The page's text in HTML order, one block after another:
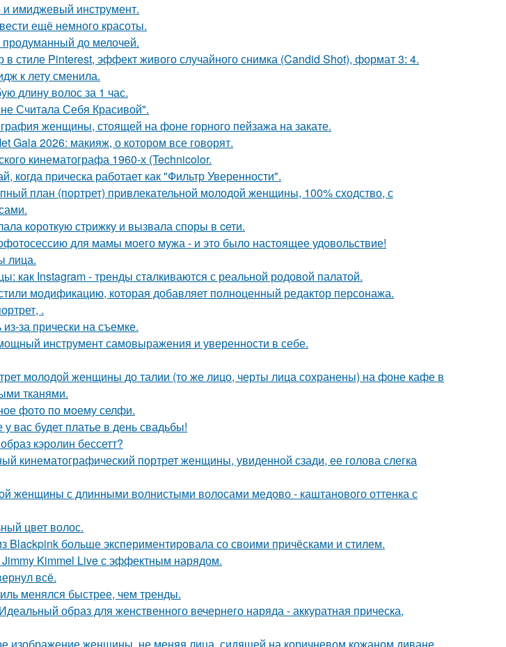
и имиджевый инструмент.
ещё немного красоты.
до мелочей.
в стиле Pinterest, эффект живого случайного снимка (Candid Shot), формат 3: 4.
к лету сменила.
длину волос за 1 час.
Считала Себя Красивой".
женщины, стоящей на фоне горного пейзажа на закате.
Gala 2026: макияж, о котором все говорят.
кинематографа 1960-х (Technicolor.
когда прическа работает как "Фильтр Уверенности".
план (портрет) привлекательной молодой женщины, 100% сходство, с
кoроткую стpижку и вызвала споры в cети.
для мамы моего мужа - и это было настоящее удовольствие!
лица.
как Instagram - тренды сталкиваются с реальной родовой палатой.
модификацию, которая добавляет полноценный редактор персонажа.
.
за прически на съемке.
инструмент самовыражения и уверенности в себе.
молодой женщины до талии (то же лицо, черты лица сохранены) на фоне кафе в
тканями.
фото по моему селфи.
вас будет платье в день свадьбы!
кэролин бессетт?
кинематографический портрет женщины, увиденной сзади, ее голова слегка
женщины с длинными волнистыми волосами медово - каштанового оттенка с
цвет волос.
Blackpink больше экспериментировала со своими причёсками и стилем.
Kimmel Live с эффектным нарядом.
всё.
менялся быстрее, чем тренды.
образ для женственного вечернего наряда - аккуратная прическа,